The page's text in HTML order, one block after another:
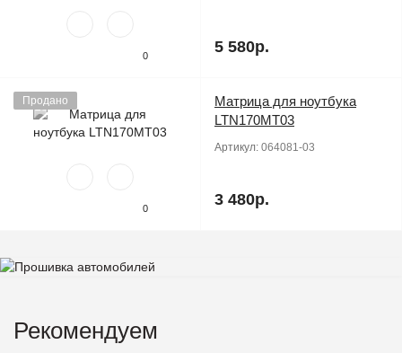
0 5 580р.
Продано
0
Матрица для ноутбука
LTN170MT03
Артикул: 064081-03
3 480р.
Рекомендуем